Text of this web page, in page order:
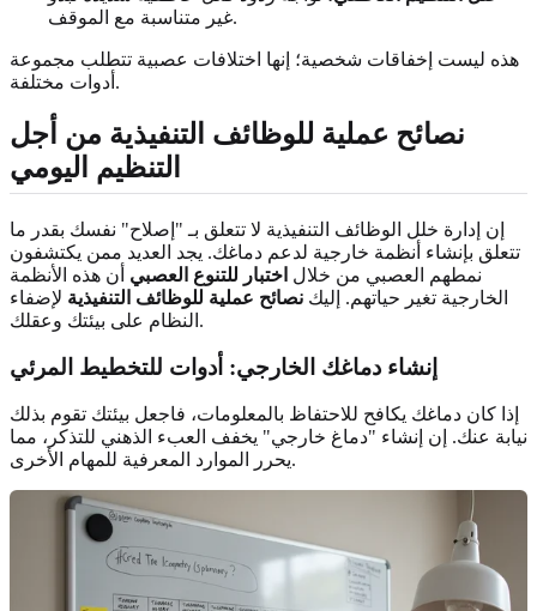
غير متناسبة مع الموقف.
هذه ليست إخفاقات شخصية؛ إنها اختلافات عصبية تتطلب مجموعة
أدوات مختلفة.
نصائح عملية للوظائف التنفيذية من أجل
التنظيم اليومي
إن إدارة خلل الوظائف التنفيذية لا تتعلق بـ "إصلاح" نفسك بقدر ما
تتعلق بإنشاء أنظمة خارجية لدعم دماغك. يجد العديد ممن يكتشفون
نمطهم العصبي من خلال اختبار للتنوع العصبي أن هذه الأنظمة
الخارجية تغير حياتهم. إليك نصائح عملية للوظائف التنفيذية لإضفاء
النظام على بيئتك وعقلك.
إنشاء دماغك الخارجي: أدوات للتخطيط المرئي
إذا كان دماغك يكافح للاحتفاظ بالمعلومات، فاجعل بيئتك تقوم بذلك
نيابة عنك. إن إنشاء "دماغ خارجي" يخفف العبء الذهني للتذكر، مما
يحرر الموارد المعرفية للمهام الأخرى.